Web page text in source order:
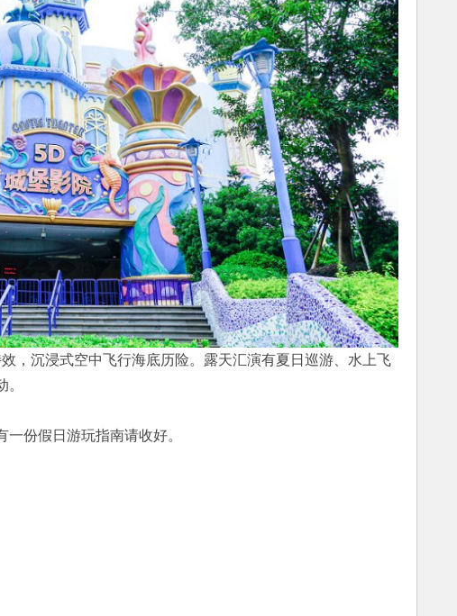
，沉浸式空中飞行海底历险。露天汇演有夏日巡游、水上飞
份假日游玩指南请收好。